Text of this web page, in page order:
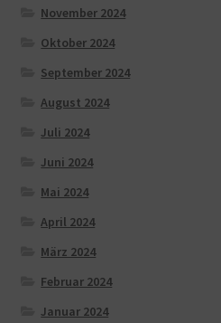
November 2024
Oktober 2024
September 2024
August 2024
Juli 2024
Juni 2024
Mai 2024
April 2024
März 2024
Februar 2024
Januar 2024